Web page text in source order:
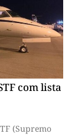
com lista
(Supremo